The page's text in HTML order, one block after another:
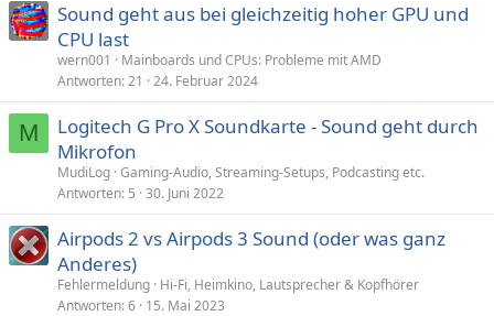
Sound geht aus bei gleichzeitig hoher GPU und
CPU last
wern001
Mainboards und CPUs: Probleme mit AMD
Antworten 21 24. Februar 2024
M
Logitech G Pro X Soundkarte - Sound geht durch
Mikrofon
MudiLog Gaming-Audio, Streaming-Setups, Podcasting etc.
Antworten 5 30. Juni 2022
Airpods 2 vs Airpods 3 Sound (oder was ganz
Anderes)
Fehlermeldung Hi-Fi, Heimkino, Lautsprecher & Kopfhörer
Antworten 6 15. Mai 2023